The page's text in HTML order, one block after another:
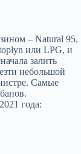
– Natural 95,
или LPG, и
залить
небольшой
Самые
года: